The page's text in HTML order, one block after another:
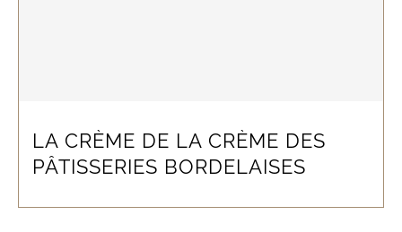
LA CRÈME DE LA CRÈME DES
PÂTISSERIES BORDELAISES